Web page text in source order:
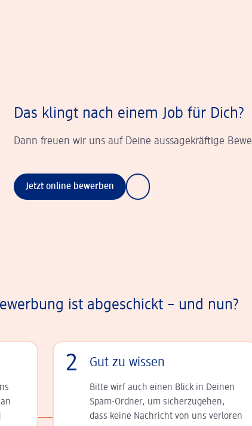
Das klingt nach einem Job für Dich?
Dann freuen wir uns auf Deine aussagekräftige
Jetzt online bewerben
ist abgeschickt – und nun?
2 Gut zu wissen
Bitte wirf auch einen Blick in Deinen
Spam-Ordner, um sicherzugehen,
dass keine Nachricht von uns verloren